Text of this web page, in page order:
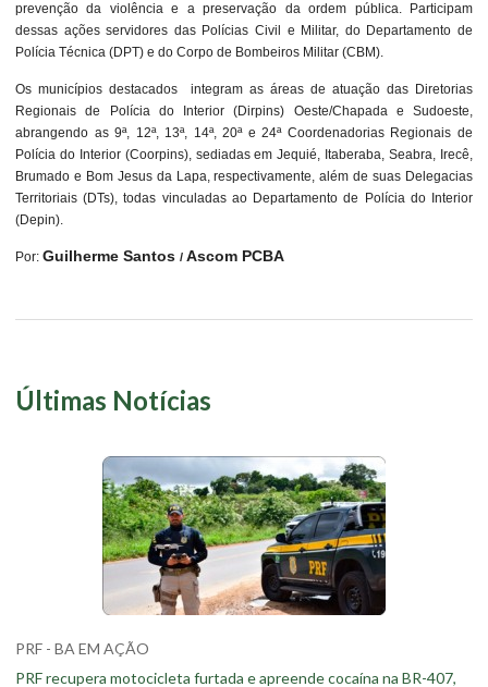
prevenção da violência e a preservação da ordem pública. Participam
dessas ações servidores das Polícias Civil e Militar, do Departamento de
Polícia Técnica (DPT) e do Corpo de Bombeiros Militar (CBM).
Os municípios destacados integram as áreas de atuação das Diretorias
Regionais de Polícia do Interior (Dirpins) Oeste/Chapada e Sudoeste,
abrangendo as 9ª, 12ª, 13ª, 14ª, 20ª e 24ª Coordenadorias Regionais de
Polícia do Interior (Coorpins), sediadas em Jequié, Itaberaba, Seabra, Irecê,
Brumado e Bom Jesus da Lapa, respectivamente, além de suas Delegacias
Territoriais (DTs), todas vinculadas ao Departamento de Polícia do Interior
(Depin).
Por: Guilherme Santos / Ascom PCBA
Últimas Notícias
PRF - BA EM AÇÃO
PRF recupera motocicleta furtada e apreende cocaína na BR-407,